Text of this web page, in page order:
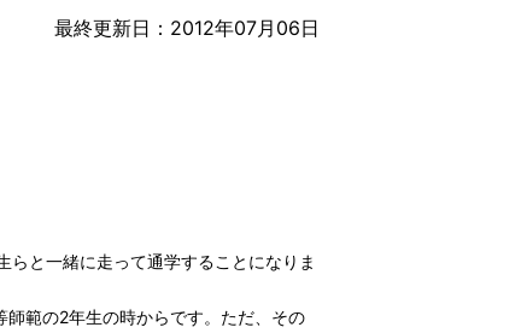
最終更新日：2012年07月06日
と一緒に走って通学することになりま
範の2年生の時からです。ただ、その